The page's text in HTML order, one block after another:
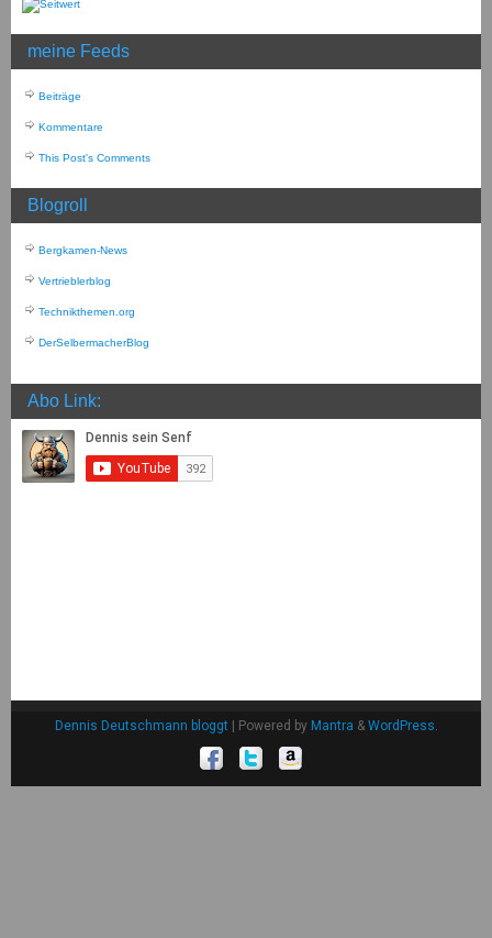
meine Feeds
Beiträge
Kommentare
This Post's Comments
Blogroll
Bergkamen-News
Vertrieblerblog
Technikthemen.org
DerSelbermacherBlog
Abo Link:
Dennis Deutschmann bloggt| Powered by Mantra & WordPress.